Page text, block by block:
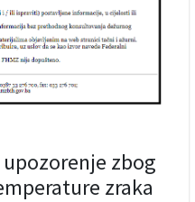
zbog
zraka